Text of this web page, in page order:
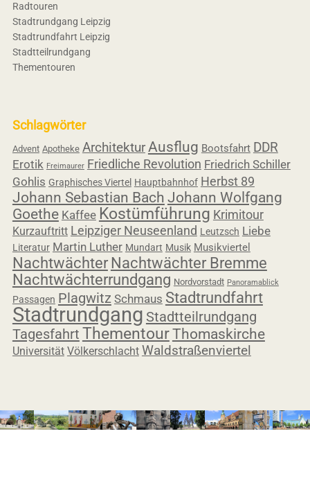
Radtouren
Stadtrundgang Leipzig
Stadtrundfahrt Leipzig
Stadtteilrundgang
Thementouren
Schlagwörter
Advent Apotheke ArchitekturAusflug Bootsfahrt DDR
Erotik Freimaurer Friedliche Revolution Friedrich Schiller
Gohlis Graphisches Viertel Hauptbahnhof Herbst 89
Johann Sebastian Bach Johann Wolfgang
Goethe Kaffee Kostümführung Krimitour
Kurzauftritt Leipziger Neuseenland Leutzsch Liebe
Literatur Martin Luther Mundart Musik Musikviertel
NachtwächterNachtwächter Bremme
Nachtwächterrundgang Nordvorstadt Panoramablick
Passagen Plagwitz Schmaus Stadtrundfahrt
Stadtrundgang Stadtteilrundgang
Tagesfahrt ThementourThomaskirche
Universität Völkerschlacht Waldstraßenviertel